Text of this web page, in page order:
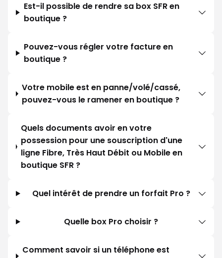
Est-il possible de rendre sa box SFR en
boutique ?
Pouvez-vous régler votre facture en
boutique ?
Votre mobile est en panne/volé/cassé,
pouvez-vous le ramener en boutique ?
Quels documents avoir en votre
possession pour une souscription d'une
ligne Fibre, Très Haut Débit ou Mobile en
boutique SFR ?
Quel intérêt de prendre un forfait Pro ?
Quelle box Pro choisir ?
Comment savoir si un téléphone est